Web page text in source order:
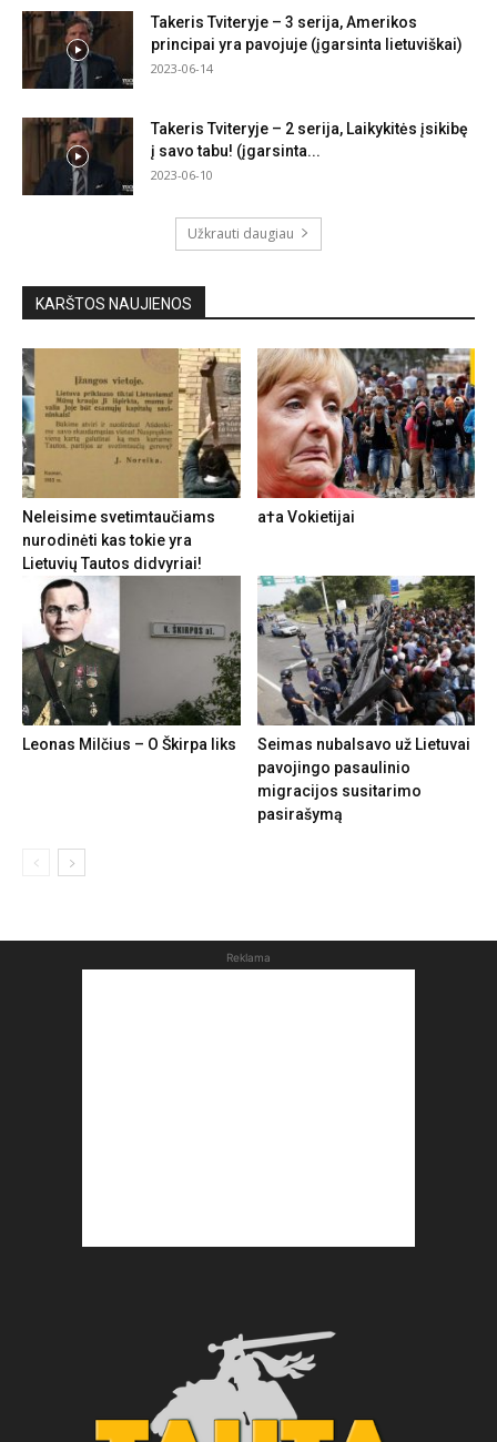
Takeris Tviteryje – 3 serija, Amerikos
principai yra pavojuje (įgarsinta lietuviškai)
2023-06-14
Takeris Tviteryje – 2 serija, Laikykitės įsikibę
į savo tabu! (įgarsinta...
2023-06-10
Užkrauti daugiau
KARŠTOS NAUJIENOS
Neleisime svetimtaučiams
nurodinėti kas tokie yra
Lietuvių Tautos didvyriai!
a†a Vokietijai
Leonas Milčius – O Škirpa liks
Seimas nubalsavo už Lietuvai
pavojingo pasaulinio
migracijos susitarimo
pasirašymą
Reklama